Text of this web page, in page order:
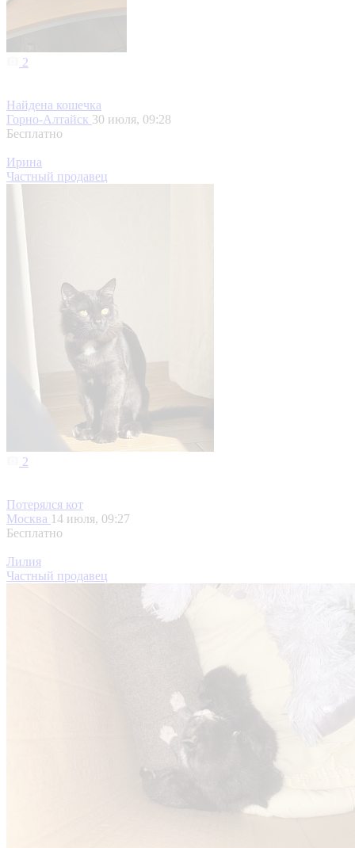
2
Найдена кошечка
Горно-Алтайск 30 июля, 09:28
Бесплатно
Ирина
Частный продавец
2
Потерялся кот
Москва 14 июля, 09:27
Бесплатно
Лилия
Частный продавец